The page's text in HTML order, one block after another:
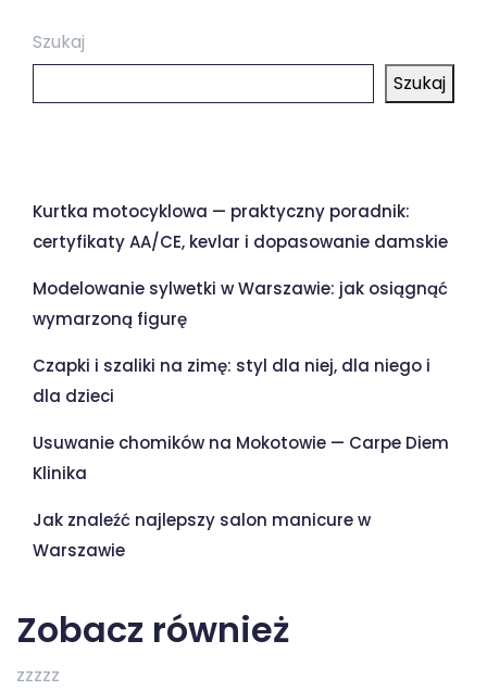
Szukaj
Szukaj
Kurtka motocyklowa — praktyczny poradnik:
certyfikaty AA/CE, kevlar i dopasowanie damskie
Modelowanie sylwetki w Warszawie: jak osiągnąć
wymarzoną figurę
Czapki i szaliki na zimę: styl dla niej, dla niego i
dla dzieci
Usuwanie chomików na Mokotowie — Carpe Diem
Klinika
Jak znaleźć najlepszy salon manicure w
Warszawie
Zobacz również
zzzzz